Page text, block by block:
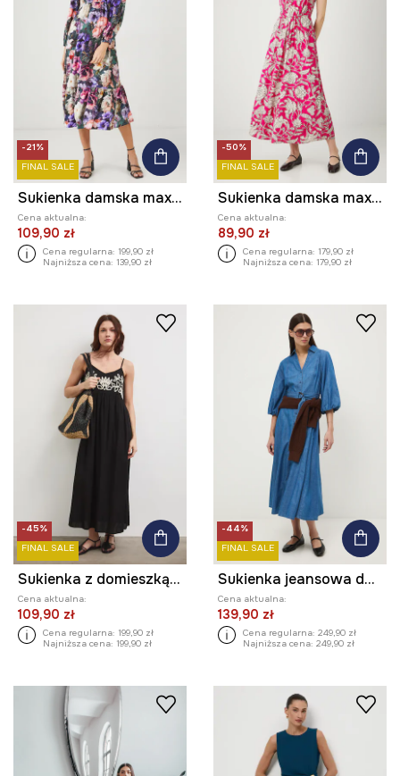
-21%
FINAL SALE
Sukienka damska maxi z wiskozy w kwiaty kolor multicolor
Cena aktualna:
109,90 zł
Cena regularna: 199,90 zł
Najniższa cena: 139,90 zł
-50%
FINAL SALE
Sukienka damska maxi wzorzysta z wiskozy
Cena aktualna:
89,90 zł
Cena regularna: 179,90 zł
Najniższa cena: 179,90 zł
-45%
FINAL SALE
Sukienka z domieszką lnu damska maxi z haftem
Cena aktualna:
109,90 zł
Cena regularna: 199,90 zł
Najniższa cena: 199,90 zł
-44%
FINAL SALE
Sukienka jeansowa damska maxi z paskiem gładka
Cena aktualna:
139,90 zł
Cena regularna: 249,90 zł
Najniższa cena: 249,90 zł